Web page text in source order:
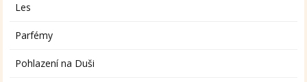
Les
Parfémy
Pohlazení na Duši